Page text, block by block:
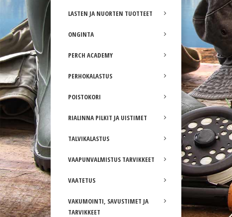
LASTEN JA NUORTEN TUOTTEET
ONGINTA
PERCH ACADEMY
PERHOKALASTUS
POISTOKORI
RIALINNA PILKIT JA UISTIMET
TALVIKALASTUS
VAAPUNVALMISTUS TARVIKKEET
VAATETUS
VAKUMOINTI, SAVUSTIMET JA
TARVIKKEET